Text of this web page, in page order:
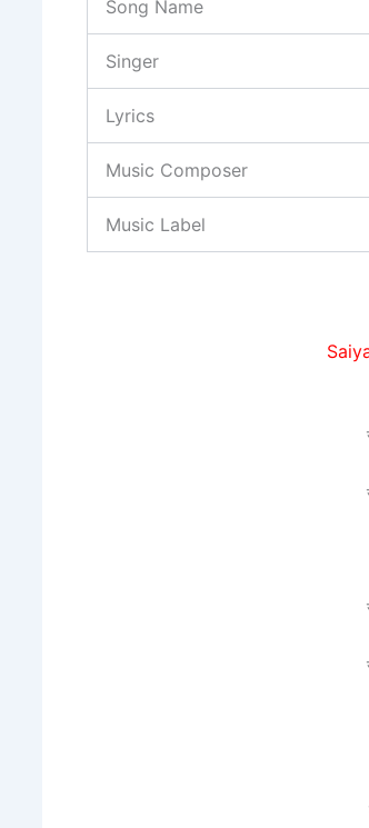
Song Name
Singer
Lyrics
Music Composer
Music Label